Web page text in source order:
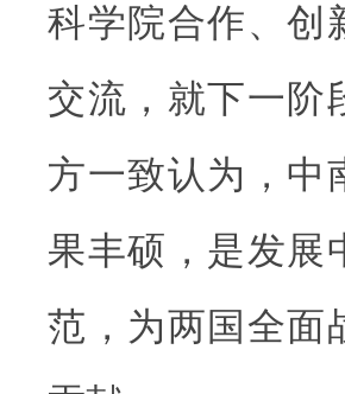
科学院合作、创
交流，就下一阶
方一致认为，中
果丰硕，是发展
范，为两国全面